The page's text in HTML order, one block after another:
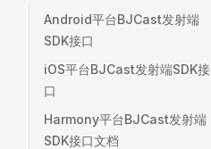
Android平台BJCast发射端
SDK接口
iOS平台BJCast发射端SDK接
口
Harmony平台BJCast发射端
SDK接口文档